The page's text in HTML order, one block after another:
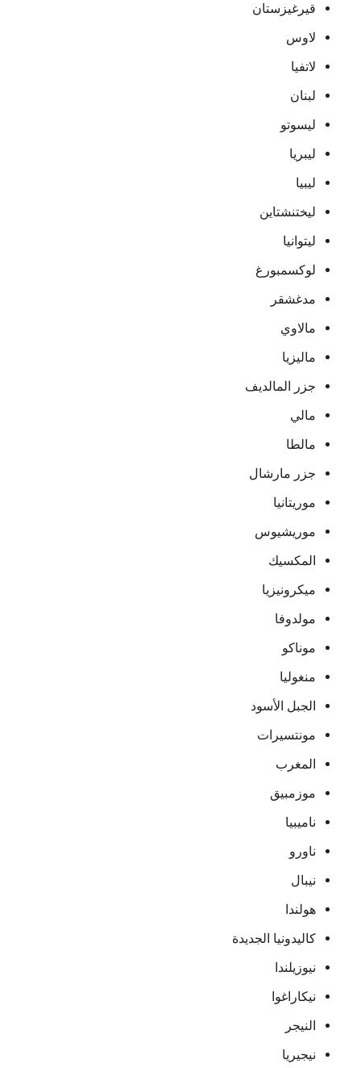
قيرغيزستان
لاوس
لاتفيا
لبنان
ليسوتو
ليبريا
ليبيا
ليختنشتاين
ليتوانيا
لوكسمبورغ
مدغشقر
مالاوي
ماليزيا
جزر المالديف
مالي
مالطا
جزر مارشال
موريتانيا
موريشيوس
المكسيك
ميكرونيزيا
مولدوفا
موناكو
منغوليا
الجبل الأسود
مونتسيرات
المغرب
موزمبيق
ناميبيا
ناورو
نيبال
هولندا
كاليدونيا الجديدة
نيوزيلندا
نيكاراغوا
النيجر
نيجيريا